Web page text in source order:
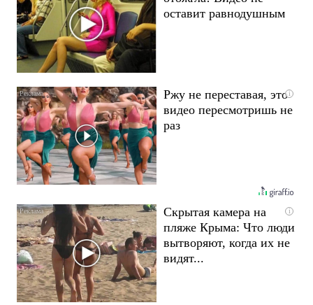
оставит равнодушным
i
Ржу не переставая, это
видео пересмотришь не
раз
i
Скрытая камера на
пляже Крыма: Что люди
вытворяют, когда их не
видят...